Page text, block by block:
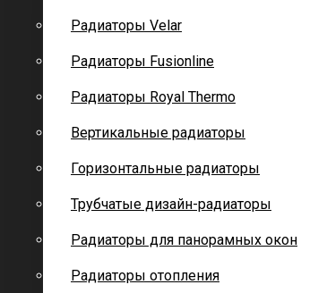
Радиаторы Velar
Радиаторы Fusionline
Радиаторы Royal Thermo
Вертикальные радиаторы
Горизонтальные радиаторы
Трубчатые дизайн-радиаторы
Радиаторы для панорамных окон
Радиаторы отопления